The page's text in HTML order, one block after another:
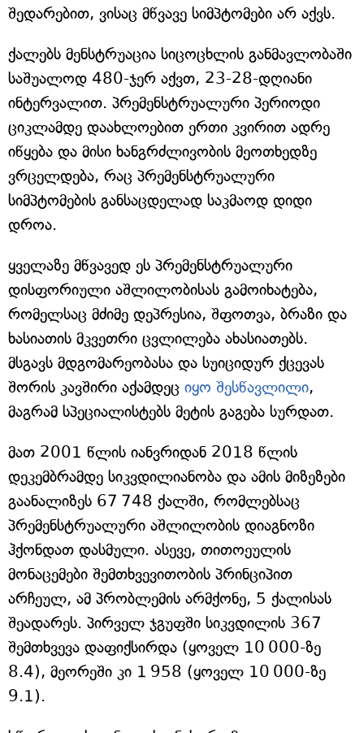
შედარებით, ვისაც მწვავე სიმპტომები არ აქვს.
ქალებს მენსტრუაცია სიცოცხლის განმავლობაში
საშუალოდ 480-ჯერ აქვთ, 23-28-დღიანი
ინტერვალით. პრემენსტრუალური პერიოდი
ციკლამდე დაახლოებით ერთი კვირით ადრე
იწყება და მისი ხანგრძლივობის მეოთხედზე
ვრცელდება, რაც პრემენსტრუალური
სიმპტომების განსაცდელად საკმაოდ დიდი
დროა.
ყველაზე მწვავედ ეს პრემენსტრუალური
დისფორიული აშლილობისას გამოიხატება,
რომელსაც მძიმე დეპრესია, შფოთვა, ბრაზი და
ხასიათის მკვეთრი ცვლილება ახასიათებს.
მსგავს მდგომარეობასა და სუიციდურ ქცევას
შორის კავშირი აქამდეც იყო შესწავლილი,
მაგრამ სპეციალისტებს მეტის გაგება სურდათ.
მათ 2001 წლის იანვრიდან 2018 წლის
დეკემბრამდე სიკვდილიანობა და ამის მიზეზები
გაანალიზეს 67 748 ქალში, რომლებსაც
პრემენსტრუალური აშლილობის დიაგნოზი
ჰქონდათ დასმული. ასევე, თითოეულის
მონაცემები შემთხვევითობის პრინციპით
არჩეულ, ამ პრობლემის არმქონე, 5 ქალისას
შეადარეს. პირველ ჯგუფში სიკვდილის 367
შემთხვევა დაფიქსირდა (ყოველ 10 000-ზე
8.4), მეორეში კი 1 958 (ყოველ 10 000-ზე
9.1).